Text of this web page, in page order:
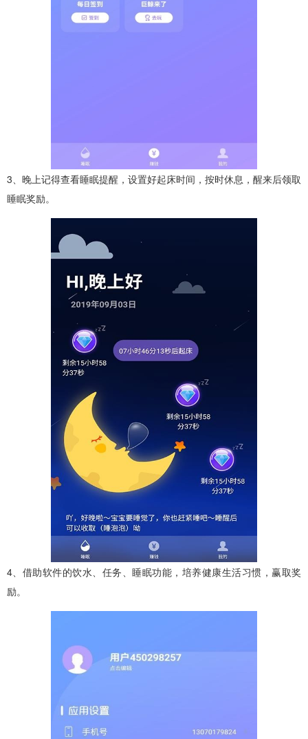
3、晚上记得查看睡眠提醒，设置好起床时间，按时休息，醒来后领取
睡眠奖励。
4、借助软件的饮水、任务、睡眠功能，培养健康生活习惯，赢取奖
励。